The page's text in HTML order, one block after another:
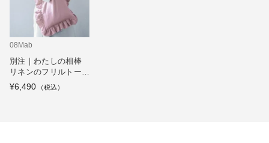
08Mab
別注｜わたしの相棒
リネンのフリルトート
バッグ
¥6,490